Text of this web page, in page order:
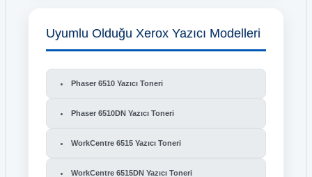
Uyumlu Olduğu Xerox Yazıcı Modelleri
Phaser 6510 Yazıcı Toneri
Phaser 6510DN Yazıcı Toneri
WorkCentre 6515 Yazıcı Toneri
WorkCentre 6515DN Yazıcı Toneri